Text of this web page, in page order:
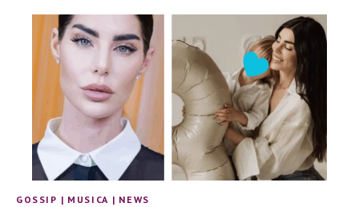
GOSSIP | MUSICA | NEWS